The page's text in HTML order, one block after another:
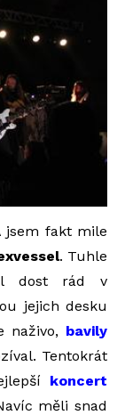
jsem fakt mile
. Tuhle
dost rád v
jejich desku
naživo, bavily
Tentokrát
koncert
měli snad